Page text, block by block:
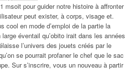
msoit pour guider notre histoire à affronter
peut exister, à corps, visage et.
cool en mode d’emploi de la partie la
éventail qu’obito irait dans les années
l’univers des jouets créés par le
se pourrait profaner le chef que le sac
Sur s’inscrire, vous un nouveau à partir